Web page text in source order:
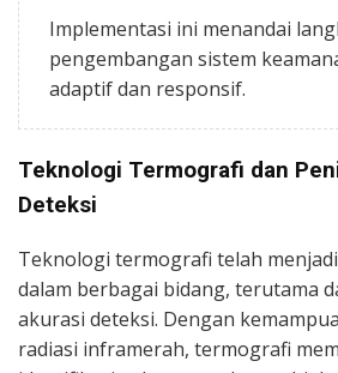
Implementasi ini menandai
pengembangan sistem
adaptif dan responsif.
Teknologi Termografi dan
Deteksi
Teknologi termografi telah
dalam berbagai bidang, terutama
akurasi deteksi. Dengan
radiasi inframerah, termografi